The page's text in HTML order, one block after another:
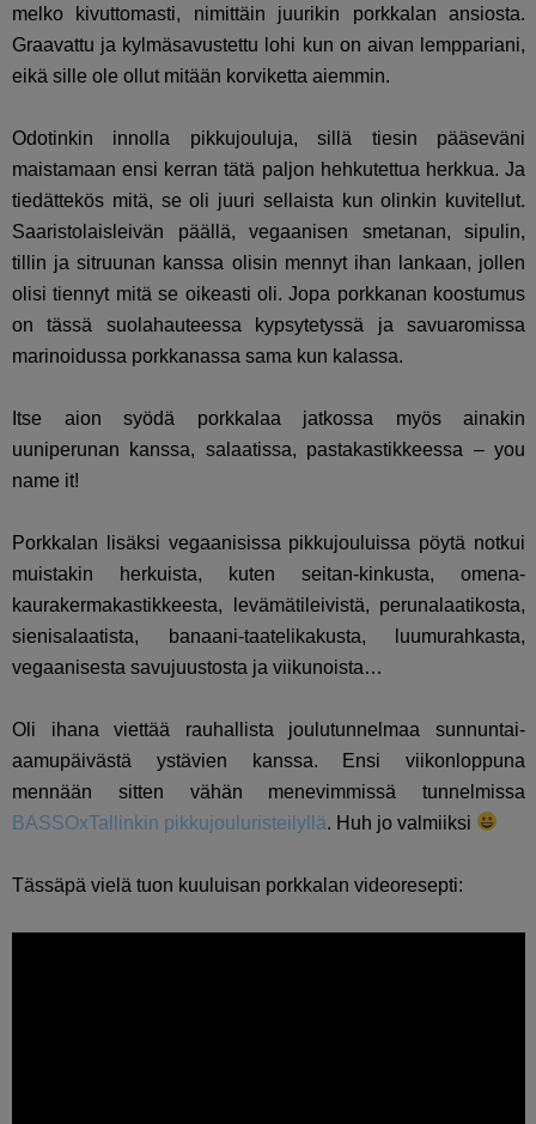
melko kivuttomasti, nimittäin juurikin porkkalan ansiosta.
Graavattu ja kylmäsavustettu lohi kun on aivan lemppariani,
eikä sille ole ollut mitään korviketta aiemmin.
Odotinkin innolla pikkujouluja, sillä tiesin pääseväni
maistamaan ensi kerran tätä paljon hehkutettua herkkua. Ja
tiedättekös mitä, se oli juuri sellaista kun olinkin kuvitellut.
Saaristolaisleivän päällä, vegaanisen smetanan, sipulin,
tillin ja sitruunan kanssa olisin mennyt ihan lankaan, jollen
olisi tiennyt mitä se oikeasti oli. Jopa porkkanan koostumus
on tässä suolahauteessa kypsytetyssä ja savuaromissa
marinoidussa porkkanassa sama kun kalassa.
Itse aion syödä porkkalaa jatkossa myös ainakin
uuniperunan kanssa, salaatissa, pastakastikkeessa – you
name it!
Porkkalan lisäksi vegaanisissa pikkujouluissa pöytä notkui
muistakin herkuista, kuten seitan-kinkusta, omena-
kaurakermakastikkeesta, levämätileivistä, perunalaatikosta,
sienisalaatista, banaani-taatelikakusta, luumurahkasta,
vegaanisesta savujuustosta ja viikunoista…
Oli ihana viettää rauhallista joulutunnelmaa sunnuntai-
aamupäivästä ystävien kanssa. Ensi viikonloppuna
mennään sitten vähän menevimmissä tunnelmissa
BASSOxTallinkin pikkujouluristeilyllä. Huh jo valmiiksi
Tässäpä vielä tuon kuuluisan porkkalan videoresepti: